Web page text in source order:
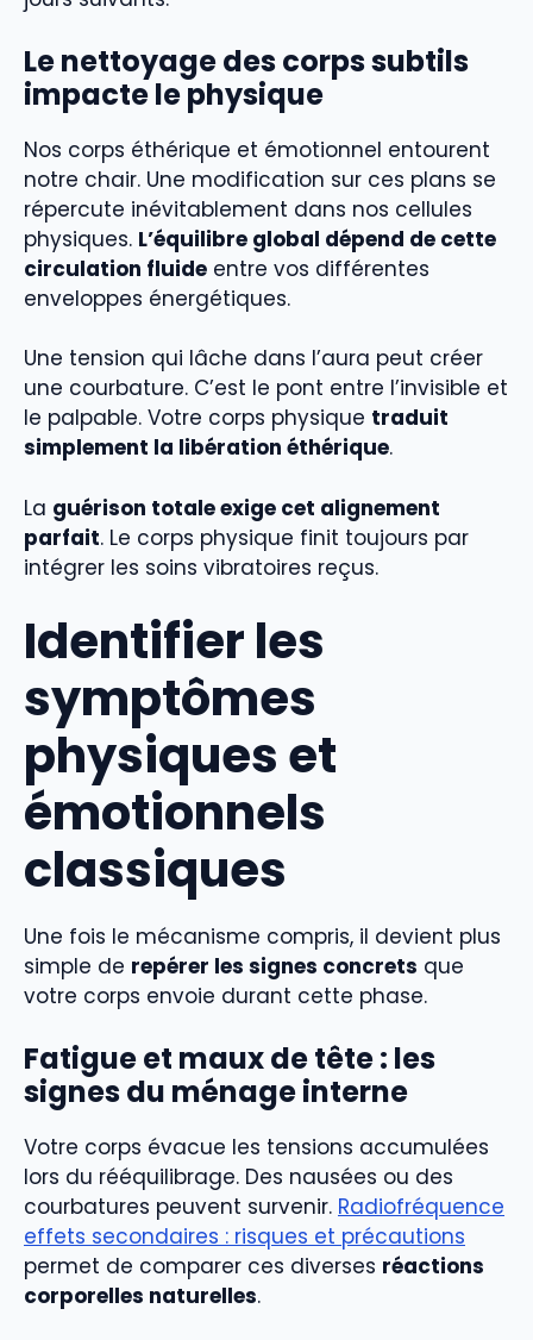
Le nettoyage des corps subtils
impacte le physique
Nos corps éthérique et émotionnel entourent
notre chair. Une modification sur ces plans se
répercute inévitablement dans nos cellules
physiques. L’équilibre global dépend de cette
circulation fluide entre vos différentes
enveloppes énergétiques.
Une tension qui lâche dans l’aura peut créer
une courbature. C’est le pont entre l’invisible et
le palpable. Votre corps physique traduit
simplement la libération éthérique.
La guérison totale exige cet alignement
parfait. Le corps physique finit toujours par
intégrer les soins vibratoires reçus.
Identifier les
symptômes
physiques et
émotionnels
classiques
Une fois le mécanisme compris, il devient plus
simple de repérer les signes concrets que
votre corps envoie durant cette phase.
Fatigue et maux de tête : les
signes du ménage interne
Votre corps évacue les tensions accumulées
lors du rééquilibrage. Des nausées ou des
courbatures peuvent survenir. Radiofréquence
effets secondaires : risques et précautions
permet de comparer ces diverses réactions
corporelles naturelles.